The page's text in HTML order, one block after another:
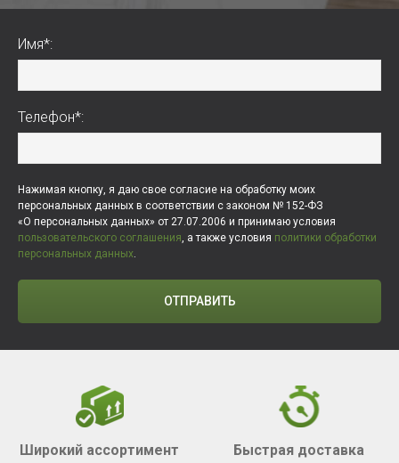
Имя*:
Телефон*:
Нажимая кнопку, я даю свое согласие на обработку моих
персональных данных в соответствии с законом № 152-ФЗ
«О персональных данных» от 27.07.2006 и принимаю условия
пользовательского соглашения, а также условия политики обработки
персональных данных.
ОТПРАВИТЬ
Широкий ассортимент Быстрая доставка